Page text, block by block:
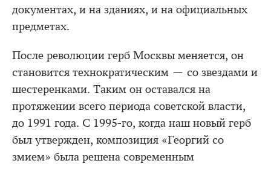
документах, и на зданиях, и на официальных
предметах.
После революции герб Москвы меняется, он
становится технократическим — со звездами и
шестеренками. Таким он оставался на
протяжении всего периода советской власти,
до 1991 года. С 1995-го, когда наш новый герб
был утвержден, композиция «Георгий со
змием» была решена современным